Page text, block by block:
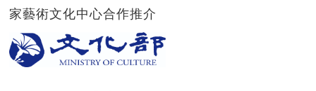
家藝術文化中心合作推介